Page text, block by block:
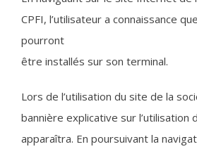
CPFI, l’utilisateur a connaissance
pourront
être installés sur son terminal.
Lors de l’utilisation du site de la
bannière explicative sur l’utilisation
apparaîtra. En poursuivant la